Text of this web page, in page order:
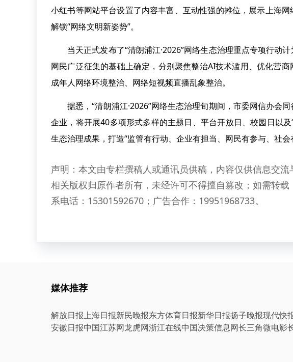
小红书等网站平台设置了内容丰富、互动性强的摊位，展示上海网
解锁“网络文明新姿势”。
当天正式发布了“清朗浦江·2026”网络生态治理重点专项行动
网民广泛征集的基础上确定，分别聚焦整治AI技术滥用、优化营
成年人网络环境整治、网络短视频直播乱象整治。
据悉，“清朗浦江·2026”网络生态治理旬期间，市委网信办会
企业，将开展40多项形式多样的主题日、平台开放日、校园日以
生态治理成果，打造“监管有行动、企业有担当、网民有参与、社会
声明：本文由专栏撰稿人或通讯员供稿，内容仅供信息交流
相关版权归原作者所有，未经许可不得擅自篡改；如需转
系电话：15301592670；广告合作：19951968733。
媒体推荐
解放日报上海日报新民晚报东方体育日报新华日报扬子晚报现代快
安徽日报中国江苏网龙虎网浙江在线中国决策信息网长三角微电影